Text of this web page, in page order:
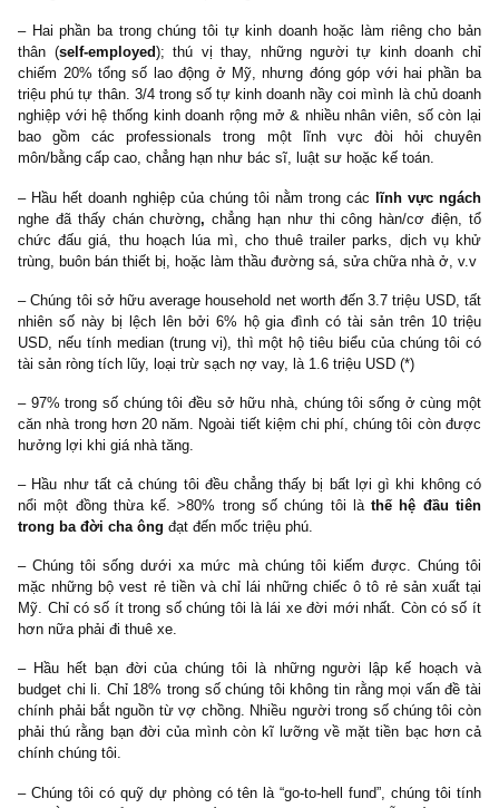
Sau khi đạt được thành công về mặt tài chính bằng số liệu kế
thể, anh ta nói với tôi rằng: ‘Doanh nghiệp tôi chả có gì đẹp đẽ để
cả, tôi cũng chẳng có gì phải đánh bóng hay đóng vai diễn gì…
có một đối tác ở UK đến tìm tôi, anh ta nhìn tất cả văn phòng
tôi, bởi vì họ tưởng tôi là gã lái xe tải vớ vẩn nào đó (cười). Sau
mới xin lỗi và thú họ quên mắt rằng họ đang ở vùng Texas
Tôi không sở hữu chiếc mũ to, nhưng tôi lại có rất nhiều đàn bò!”
Như vậy, một triệu phú nhà bên đích thực ở Mỹ sẽ có chân
thế nào? Chúng ta cùng nghe anh ta tự sự về bản thân nhé
ở đây tác giả Stanley tổng hợp dí dỏm lại qua hàng nghìn
– Tôi là một gã57 tuổi, đã lập gia đình với 3 đứa con. 70%
chúng tôi tạo ra 80% thu nhập cho gia đình.
thân ( self-employed); thú vị thay, những người tự kinh
chiếm 20% tổng số lao động ở Mỹ, nhưng đóng góp với hai
nghiệp với hệ thống kinh doanh rộng mở & nhiều nhân viên, số
bao gồm các professionals trong một lĩnh vực đòi hỏi
môn/bằng cấp cao, chẳng hạn như bác sĩ, luật sư hoặc kế toán.
– Hầu hết doanh nghiệp của chúng tôi nằm trong các lĩnh vực
nghe đã thấy chán chường,chẳng hạn như thi công hàn/cơ
chức đấu giá, thu hoạch lúa mì, cho thuê trailer parks, dịch
– Chúng tôi sở hữu average household net worth đến 3.7 triệu
nhiên số này bị lệch lên bởi 6% hộ gia đình có tài sản trên 10
USD, nếu tính median (trung vị), thì một hộ tiêu biểu của chúng
tài sản ròng tích lũy, loại trừ sạch nợ vay, là 1.6 triệu USD (*)
– 97% trong số chúng tôi đều sở hữu nhà, chúng tôi sống ở